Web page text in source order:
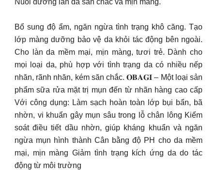
Nuôi dưỡng làn da săn chắc và mịn màng.
Bổ sung độ ẩm, ngăn ngừa tình trạng khô căng. Tạo
lớp màng dưỡng bảo vệ da khỏi tác động bên ngoài.
Cho làn da mềm mại, mịn màng, tươi trẻ. Dành cho
mọi loại da, phù hợp với tình trạng da có nhiều nếp
nhăn, rãnh nhăn, kém săn chắc. 𝐎𝐁𝐀𝐆𝐈 – Một loại sản
phẩm sữa rửa mặt trị mụn đến từ nhãn hàng cao cấp
Với công dụng: Làm sạch hoàn toàn lớp bụi bẩn, bã
nhờn, vi khuẩn gây mụn sâu trong lỗ chân lông Kiểm
soát điều tiết dầu nhờn, giúp kháng khuẩn và ngăn
ngừa mụn hình thành Cân bằng độ PH cho da mềm
mại, mịn màng Giảm tình trạng kích ứng da do tác
động từ môi trường